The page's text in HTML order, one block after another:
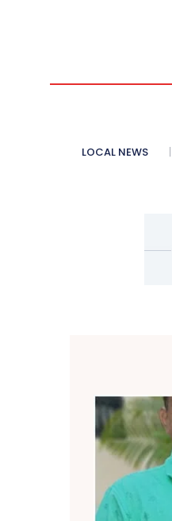
LOCAL NEWS